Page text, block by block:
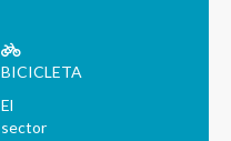
BICICLETA
El
sector